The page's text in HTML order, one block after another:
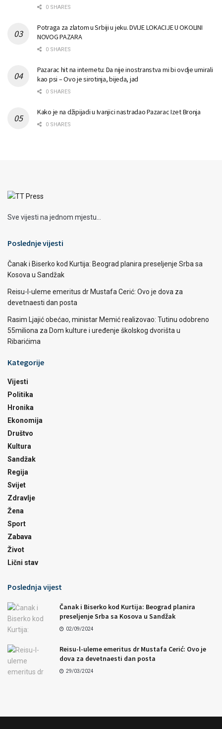
0 SHARES
Potraga za zlatom u Srbiji u jeku. DVIJE LOKACIJE U OKOLINI
NOVOG PAZARA
0 SHARES
Pazarac hit na internetu: Da nije inostranstva mi bi ovdje umirali
kao psi – Ovo je sirotinja, bijeda, jad
0 SHARES
Kako je na džipijadi u Ivanjici nastradao Pazarac Izet Bronja
0 SHARES
Sve vijesti na jednom mjestu...
Poslednje vijesti
Čanak i Biserko kod Kurtija: Beograd planira preseljenje Srba sa
Kosova u Sandžak
Reisu-l-uleme emeritus dr Mustafa Cerić: Ovo je dova za
devetnaesti dan posta
Rasim Ljajić obećao, ministar Memić realizovao: Tutinu odobreno
55miliona za Dom kulture i uređenje školskog dvorišta u
Ribarićima
Kategorije
Vijesti
Politika
Hronika
Ekonomija
Društvo
Kultura
Sandžak
Regija
Svijet
Zdravlje
Žena
Sport
Zabava
Život
Lični stav
Poslednja vijest
Čanak i Biserko kod Kurtija: Beograd planira
preseljenje Srba sa Kosova u Sandžak
02/09/2024
Reisu-l-uleme emeritus dr Mustafa Cerić: Ovo je
dova za devetnaesti dan posta
29/03/2024